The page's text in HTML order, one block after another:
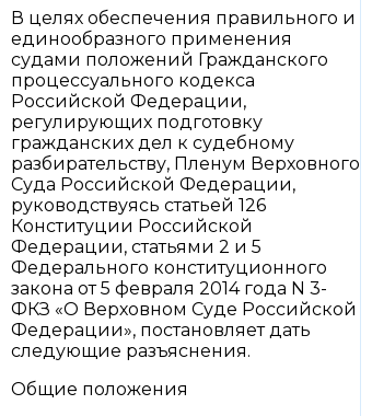
В целях обеспечения правильного и
единообразного применения
судами положений Гражданского
процессуального кодекса
Российской Федерации,
регулирующих подготовку
гражданских дел к судебному
разбирательству, Пленум Верховного
Суда Российской Федерации,
руководствуясь статьей 126
Конституции Российской
Федерации, статьями 2 и 5
Федерального конституционного
закона от 5 февраля 2014 года N 3-
ФКЗ «О Верховном Суде Российской
Федерации», постановляет дать
следующие разъяснения.
Общие положения